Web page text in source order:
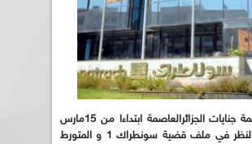
ستشرع محكمة جنايات الجزائرالعاصمة ابتداءا من 15مارس
المقبل في النظر في ملف قضية سونطراك 1 و المتورط